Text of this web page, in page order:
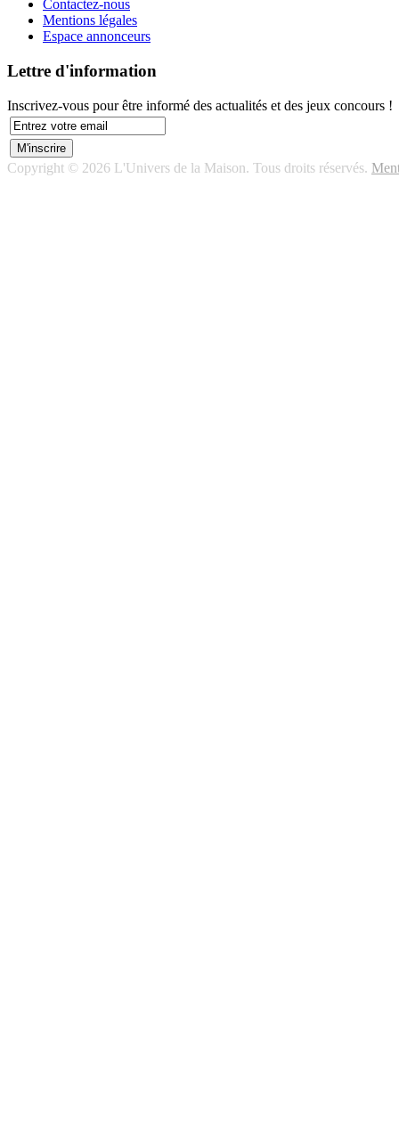
Contactez-nous
Mentions légales
Espace annonceurs
Lettre d'information
Inscrivez-vous pour être informé des actualités et des jeux concours !
Copyright © 2026 L'Univers de la Maison. Tous droits réservés.